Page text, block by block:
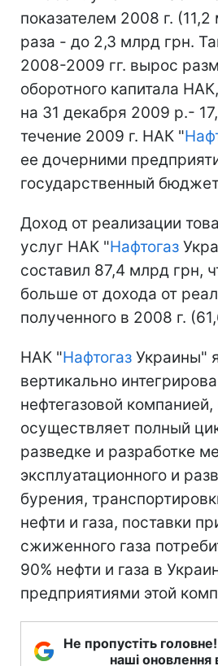
показателем 2008 г.
раза - до 2,3 млрд грн.
2008-2009 гг. вырос
оборотного капитала
на 31 декабря 2009 р.-
течение 2009 г. НАК "
ее дочерними
государственный
Доход от реализации
услуг НАК "Нафтогаз
составил 87,4 млрд грн,
больше от дохода от
полученного в 2008 г.
НАК "Нафтогаз Украины"
вертикально
нефтегазовой компанией,
осуществляет полный
разведке и разработке
эксплуатационного и
бурения,
нефти и газа, поставки
сжиженного газа
90% нефти и газа в
предприятиями этой
Не пропустіть
наші оновлення